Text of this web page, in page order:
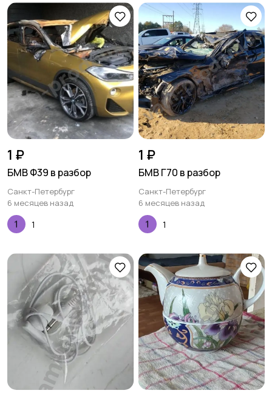
1 ₽
БМВ Ф39 в разбор
Санкт-Петербург
6 месяцев назад
1
1 ₽
БМВ Г70 в разбор
Санкт-Петербург
6 месяцев назад
1